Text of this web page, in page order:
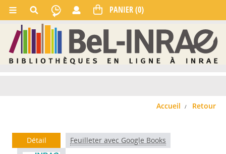
Accueil Retour
Détail Feuilleter avec Google Books